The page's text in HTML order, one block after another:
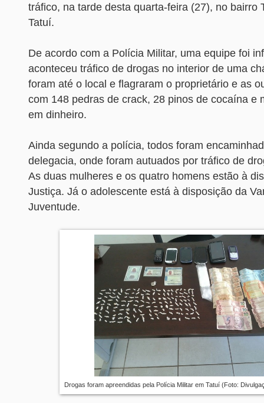
tráfico, na tarde desta quarta-feira (27), no bairro
Tatuí.
De acordo com a Polícia Militar, uma equipe foi
aconteceu tráfico de drogas no interior de uma
foram até o local e flagraram o proprietário e as
com 148 pedras de crack, 28 pinos de cocaína e
em dinheiro.
Ainda segundo a polícia, todos foram
delegacia, onde foram autuados por tráfico de
As duas mulheres e os quatro homens estão à
Justiça. Já o adolescente está à disposição da
Juventude.
Drogas foram apreendidas pela Polícia Militar em Tatuí (Foto: